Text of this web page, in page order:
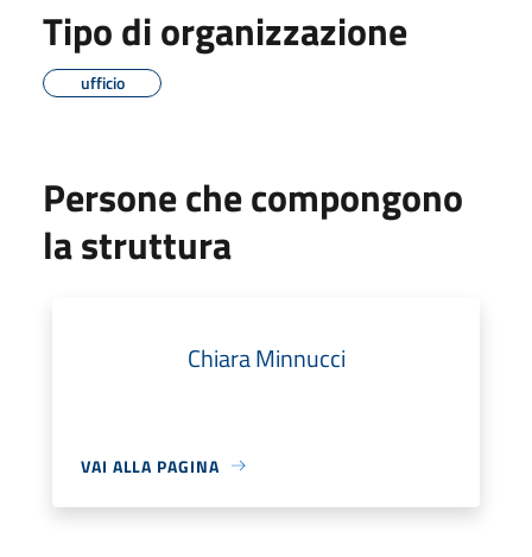
Tipo di organizzazione
ufficio
Persone che compongono
la struttura
Chiara Minnucci
VAI ALLA PAGINA